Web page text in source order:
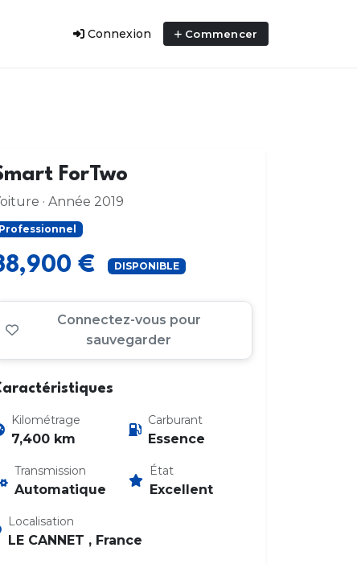
Connexion Commencer
ForTwo
· Année 2019
Professionnel
€ DISPONIBLE
Connectez-vous pour
sauvegarder
Kilométrage
7,400 km
Carburant
Essence
Transmission
Automatique
État
Excellent
Localisation
LE CANNET , France